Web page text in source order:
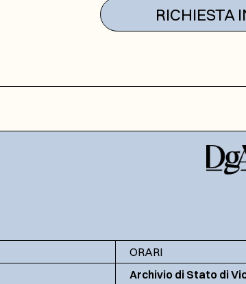
RICHIESTA
ORARI
Archivio di Stato di